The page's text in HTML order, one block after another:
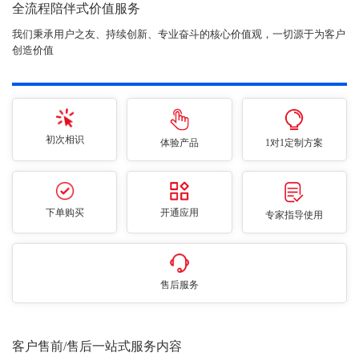
全流程陪伴式价值服务
我们秉承用户之友、持续创新、专业奋斗的核心价值观，一切源于为客户
创造价值
初次相识 体验产品 1对1定制方案
下单购买 开通应用 专家指导使用
售后服务
客户售前/售后一站式服务内容